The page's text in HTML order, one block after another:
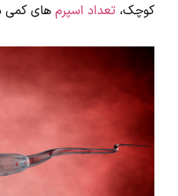
کوچک، تعداد اسپرم های کمی